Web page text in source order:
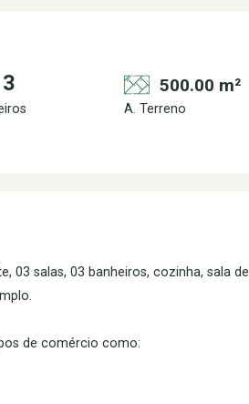
3 500.00 m²
A. Terreno
03 salas, 03 banheiros, cozinha, sala de
de comércio como: